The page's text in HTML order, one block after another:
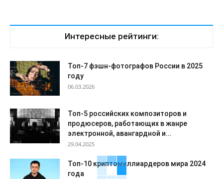
Интересные рейтинги:
Топ-7 фэшн-фотографов России в 2025
году
06.03.2026
Топ-5 российских композиторов и
продюсеров, работающих в жанре
электронной, авангардной и...
29.04.2025
Топ-10 криптомиллиардеров мира 2024
года